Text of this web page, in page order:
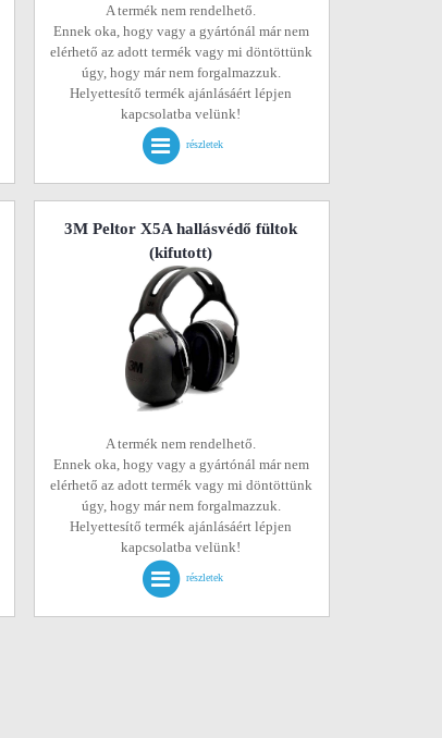
A termék nem rendelhető.
Ennek oka, hogy vagy a gyártónál már nem
elérhető az adott termék vagy mi döntöttünk
úgy, hogy már nem forgalmazzuk.
Helyettesítő termék ajánlásáért lépjen
kapcsolatba velünk!
részletek
3M Peltor X5A hallásvédő fültok
(kifutott)
A termék nem rendelhető.
Ennek oka, hogy vagy a gyártónál már nem
elérhető az adott termék vagy mi döntöttünk
úgy, hogy már nem forgalmazzuk.
Helyettesítő termék ajánlásáért lépjen
kapcsolatba velünk!
részletek